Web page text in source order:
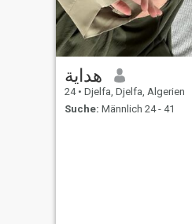
هداية
24 • Djelfa, Djelfa, Algerien
Suche: Männlich 24 - 41